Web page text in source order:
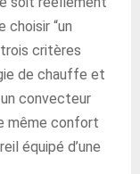
“un
critères
de chauffe et
convecteur
même confort
équipé d’une